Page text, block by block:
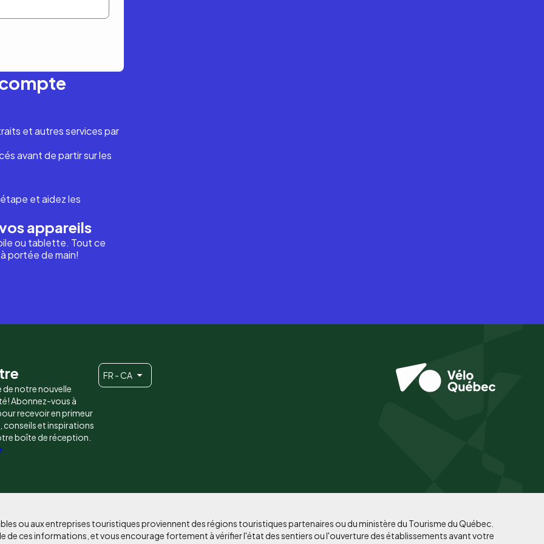
et autres services par
avant de partir sur les
et aidez les
appareils
ou tablette. Tout ce
portée de main!
de notre nouvelle
Abonnez-vous à
recevoir en primeur
conseils et inspirations
boîte de réception.
FR - CA
ou aux entreprises touristiques proviennent des régions touristiques partenaires ou du ministère du Tourisme du Québec.
de ces informations, et vous encourage fortement à vérifier l'état des sentiers ou l'ouverture des établissements avant votre